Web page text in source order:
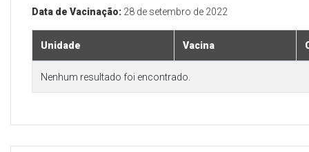
Data de Vacinação: 28 de setembro de 2022
Unidade Vacina
Nenhum resultado foi encontrado.